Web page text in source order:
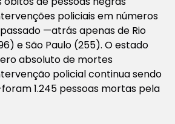
policiais em números
—atrás apenas de Rio
e São Paulo (255). O estado
absoluto de mortes
policial continua sendo
1.245 pessoas mortas pela